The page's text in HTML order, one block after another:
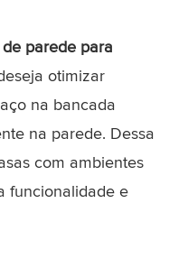
parede para
otimizar
na bancada
na parede. Dessa
com ambientes
funcionalidade e